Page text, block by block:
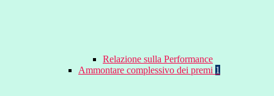
Relazione sulla Performance
Ammontare complessivo dei premi 1